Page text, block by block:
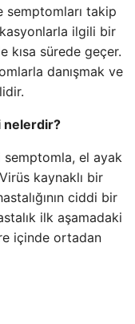
semptomları takip
ilgili bir
kısa sürede geçer.
danışmak ve
nelerdir?
el ayak
kaynaklı bir
ciddi bir
ilk aşamadaki
içinde ortadan